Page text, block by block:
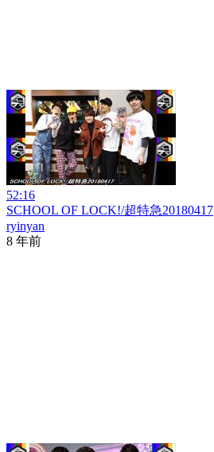
52:16
SCHOOL OF LOCK!/超特急20180417
ryinyan
8 年前